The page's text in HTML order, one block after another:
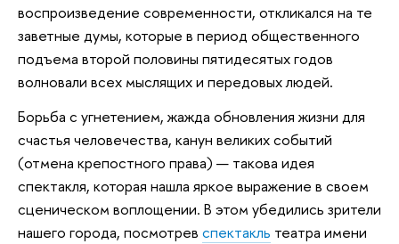
воспроизведение современности, откликался на те
заветные думы, которые в период общественного
подъема второй половины пятидесятых годов
волновали всех мыслящих и передовых людей.
Борьба с угнетением, жажда обновления жизни для
счастья человечества, канун великих событий
(отмена крепостного права) — такова идея
спектакля, которая нашла яркое выражение в своем
сценическом воплощении. В этом убедились зрители
нашего города, посмотрев спектакль театра имени